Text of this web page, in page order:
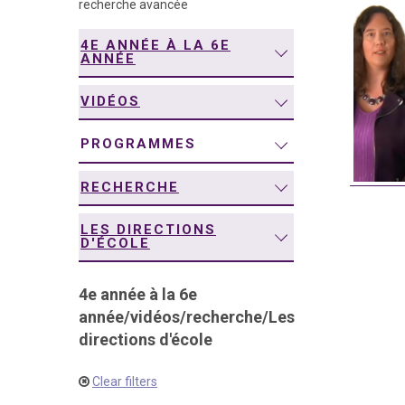
recherche avancée
4E ANNÉE À LA 6E
ANNÉE
VIDÉOS
PROGRAMMES
RECHERCHE
LES DIRECTIONS
D'ÉCOLE
4e année à la 6e
année/vidéos/recherche/Les
directions d'école
Clear filters